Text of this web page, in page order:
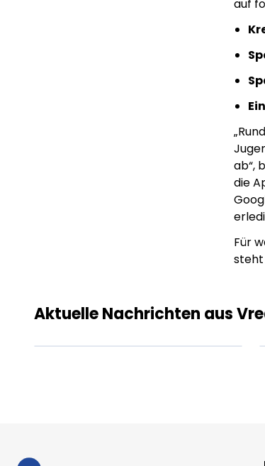
auf
ab“,
die
Für
steht
Aktuelle Nachrichten aus
amet.